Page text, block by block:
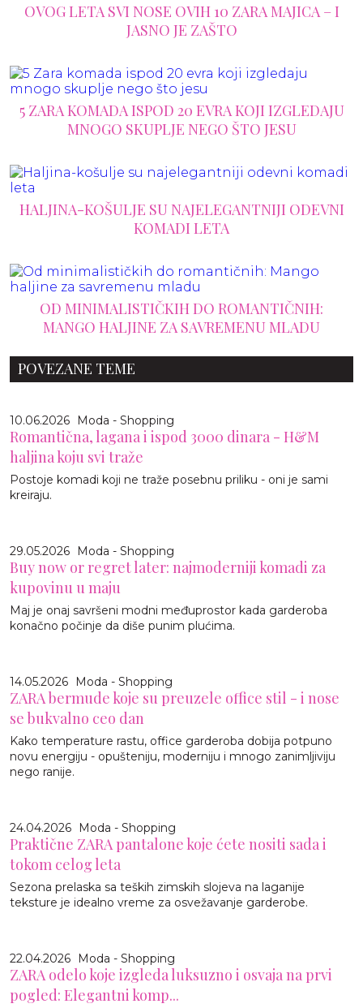
OVOG LETA SVI NOSE OVIH 10 ZARA MAJICA – I
JASNO JE ZAŠTO
5 ZARA KOMADA ISPOD 20 EVRA KOJI IZGLEDAJU
MNOGO SKUPLJE NEGO ŠTO JESU
HALJINA-KOŠULJE SU NAJELEGANTNIJI ODEVNI
KOMADI LETA
OD MINIMALISTIČKIH DO ROMANTIČNIH:
MANGO HALJINE ZA SAVREMENU MLADU
POVEZANE TEME
10.06.2026 Moda - Shopping
Romantična, lagana i ispod 3000 dinara - H&M
haljina koju svi traže
Postoje komadi koji ne traže posebnu priliku - oni je sami
kreiraju.
29.05.2026 Moda - Shopping
Buy now or regret later: najmoderniji komadi za
kupovinu u maju
Maj je onaj savršeni modni međuprostor kada garderoba
konačno počinje da diše punim plućima.
14.05.2026 Moda - Shopping
ZARA bermude koje su preuzele office stil - i nose
se bukvalno ceo dan
Kako temperature rastu, office garderoba dobija potpuno
novu energiju - opušteniju, moderniju i mnogo zanimljiviju
nego ranije.
24.04.2026 Moda - Shopping
Praktične ZARA pantalone koje ćete nositi sada i
tokom celog leta
Sezona prelaska sa teških zimskih slojeva na laganije
teksture je idealno vreme za osvežavanje garderobe.
22.04.2026 Moda - Shopping
ZARA odelo koje izgleda luksuzno i osvaja na prvi
pogled: Elegantni komp...